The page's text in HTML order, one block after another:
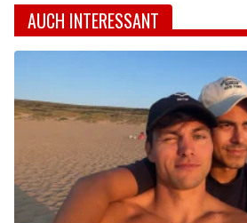
AUCH INTERESSANT